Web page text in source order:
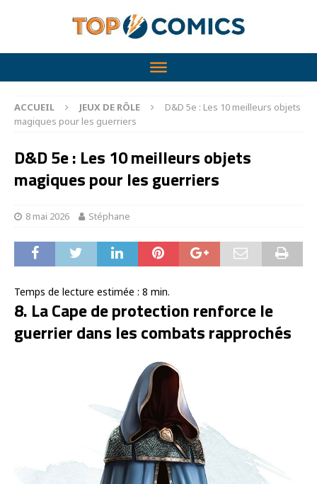
ACCUEIL JEUX DE RÔLE
D&D 5e : Les 10 meilleurs objets
magiques pour les guerriers
D&D 5e : Les 10 meilleurs objets
magiques pour les guerriers
8 mai 2026 Stéphane
Temps de lecture estimée : 8 min.
8. La Cape de protection renforce le
guerrier dans les combats rapprochés